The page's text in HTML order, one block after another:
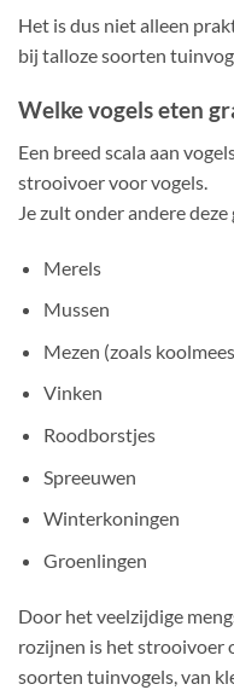
Het is dus niet alleen
bij talloze soorten
Welke vogels eten
Een breed scala aan
strooivoer voor vogels.
Je zult onder andere
Merels
Mussen
Mezen (zoals
Vinken
Roodborstjes
Spreeuwen
Winterkoningen
Groenlingen
Door het veelzijdige
rozijnen is het strooivoer
soorten tuinvogels, van